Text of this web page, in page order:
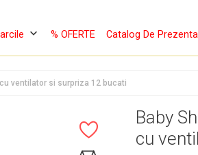
keyboard_arrow_down % OFERTE Catalog De
ventilator si surpriza 12 bucati
Baby
cu